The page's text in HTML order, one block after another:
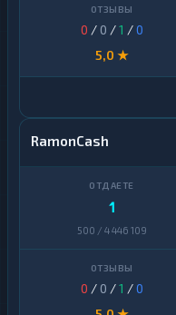
0 / 0 /1 /0
5,0 ★
RamonCash
1
500 / 4 446 109
0 / 0 /1 /0